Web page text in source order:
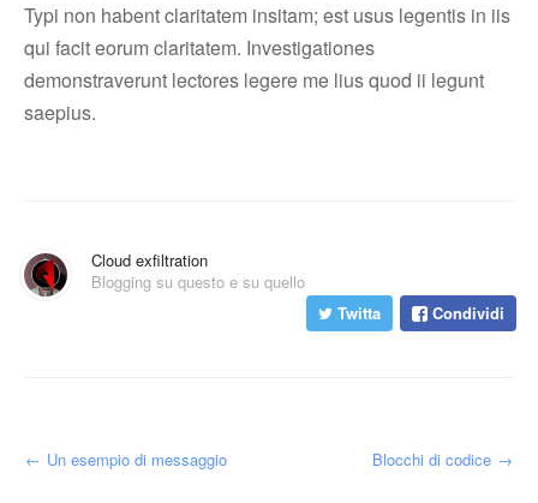
Typi non habent claritatem insitam; est usus legentis in iis
qui facit eorum claritatem. Investigationes
demonstraverunt lectores legere me lius quod ii legunt
saepius.
Cloud exfiltration
Blogging su questo e su quello
Twitta
Condividi
← Un esempio di messaggio Blocchi di codice →